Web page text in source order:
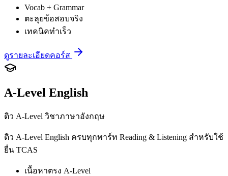
Vocab + Grammar
ตะลุยข้อสอบจริง
เทคนิคทำเร็ว
ดูรายละเอียดคอร์ส
A-Level English
ติว A-Level วิชาภาษาอังกฤษ
ติว A-Level English ครบทุกพาร์ท Reading & Listening สำหรับใช้
ยื่น TCAS
เนื้อหาตรง A-Level